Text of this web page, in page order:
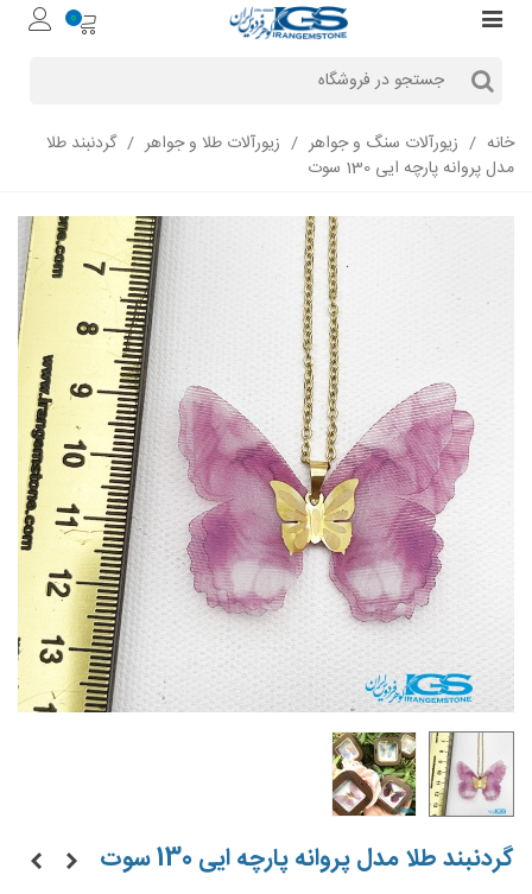
0
خانه / زیورآلات سنگ و جواهر / زیورآلات طلا و جواهر / گردنبند طلا
مدل پروانه پارچه ایی 130 سوت
گردنبند طلا مدل پروانه پارچه ایی 130 سوت